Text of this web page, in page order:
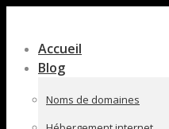
pleine
largeur
Accueil
Blog
Noms de domaines